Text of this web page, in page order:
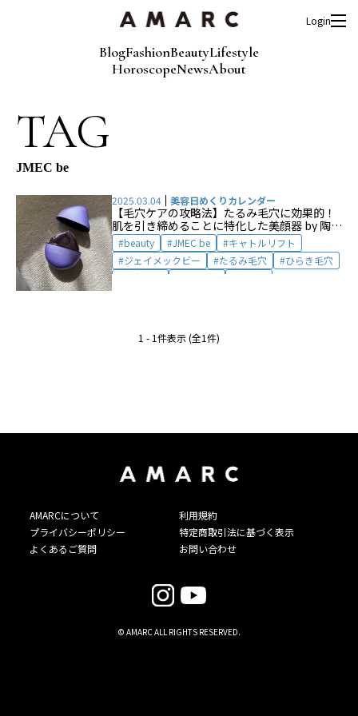
BlogFashionBeautyLifestyle
HoroscopeNewsAbout
Login
TAG
JMEC be
2025.03.04 美容日めくりカレンダー
【毛穴ケアの攻略法】たるみ毛穴に効果的！
肌を引き締めることに特化した美顔器 by 陶山
恵実beauty JMEC be
キャトルリフト
ジェイメックビー
たるみ毛穴
ひらき毛穴
毛穴ケア
1 - 1件表示 (全1件)
AMARCについて
利用規約
プライバシーポリシー
特定商取引法に基づく表示
よくあるご質問
お問い合わせ
© AMARC ALL RIGHTS RESERVED.